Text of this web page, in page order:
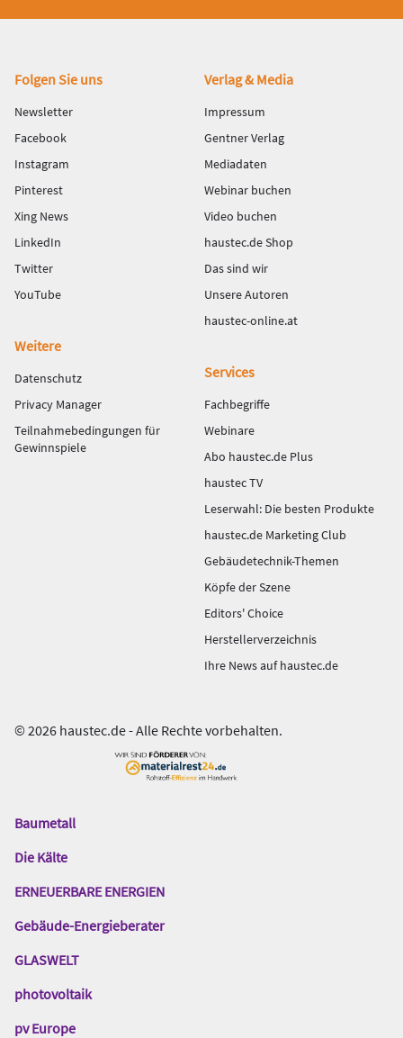
Fußbereich
Folgen Sie uns
Newsletter
Facebook
Instagram
Pinterest
Xing News
LinkedIn
Twitter
YouTube
Verlag & Media
Impressum
Gentner Verlag
Mediadaten
Webinar buchen
Video buchen
haustec.de Shop
Das sind wir
Unsere Autoren
haustec-online.at
Weitere
Datenschutz
Privacy Manager
Teilnahmebedingungen für
Gewinnspiele
Services
Fachbegriffe
Webinare
Abo haustec.de Plus
haustec TV
Leserwahl: Die besten Produkte
haustec.de Marketing Club
Gebäudetechnik-Themen
Köpfe der Szene
Editors' Choice
Herstellerverzeichnis
Ihre News auf haustec.de
© 2026 haustec.de - Alle Rechte vorbehalten.
Das
Gentner
Baumetall
Die Kälte
ERNEUERBARE ENERGIEN
Gebäude-Energieberater
GLASWELT
photovoltaik
pv Europe